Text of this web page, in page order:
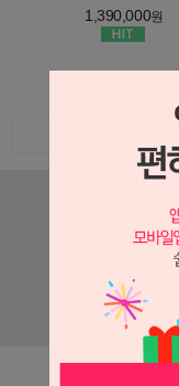
1,390,000원
지
이것
친환경
# 내몸이 좋아